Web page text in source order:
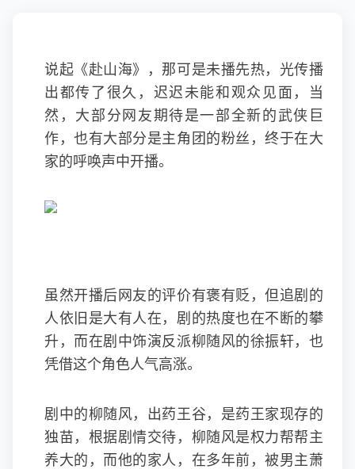
说起《赴山海》，那可是未播先热，光传播
出都传了很久，迟迟未能和观众见面，当
然，大部分网友期待是一部全新的武侠巨
作，也有大部分是主角团的粉丝，终于在大
家的呼唤声中开播。
虽然开播后网友的评价有褒有贬，但追剧的
人依旧是大有人在，剧的热度也在不断的攀
升，而在剧中饰演反派柳随风的徐振轩，也
凭借这个角色人气高涨。
剧中的柳随风，出药王谷，是药王家现存的
独苗，根据剧情交待，柳随风是权力帮帮主
养大的，而他的家人，在多年前，被男主萧